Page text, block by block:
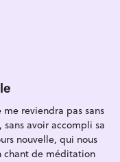
reviendra pas sans
avoir accompli sa
nouvelle, qui nous
chant de méditation